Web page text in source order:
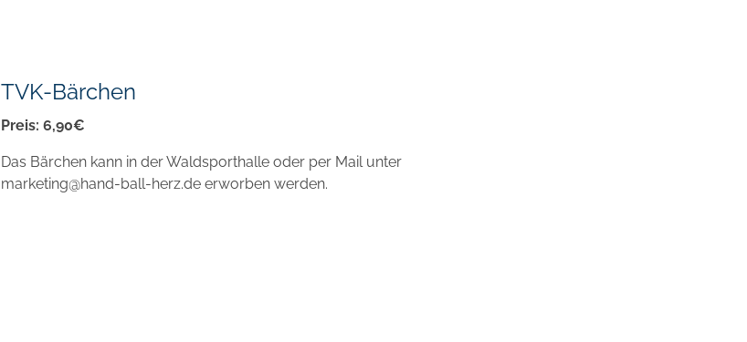
TVK-Bärchen
Preis: 6,90€
Das Bärchen kann in der Waldsporthalle oder per Mail unter
marketing@hand-ball-herz.de erworben werden.